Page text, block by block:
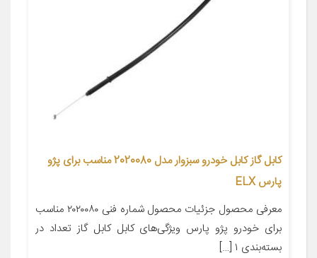
کابل گاز کابل خودرو سبزوار مدل 2020080 مناسب برای پژو
پارس ELX
معرفی محصول جزئیات محصول شماره فنی ۲۰۲۰۰۸۰ مناسب
برای خودرو پژو پارس ویژگی‌های کابل کابل گاز تعداد در
بسته‌بندی ۱ […]